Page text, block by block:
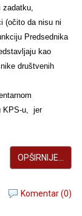
zadatku,
(očito da nisu ni
Predsednika
kao
društvenih
KPS-u, jer
OPŠIRNIJE...
Komentar (0)